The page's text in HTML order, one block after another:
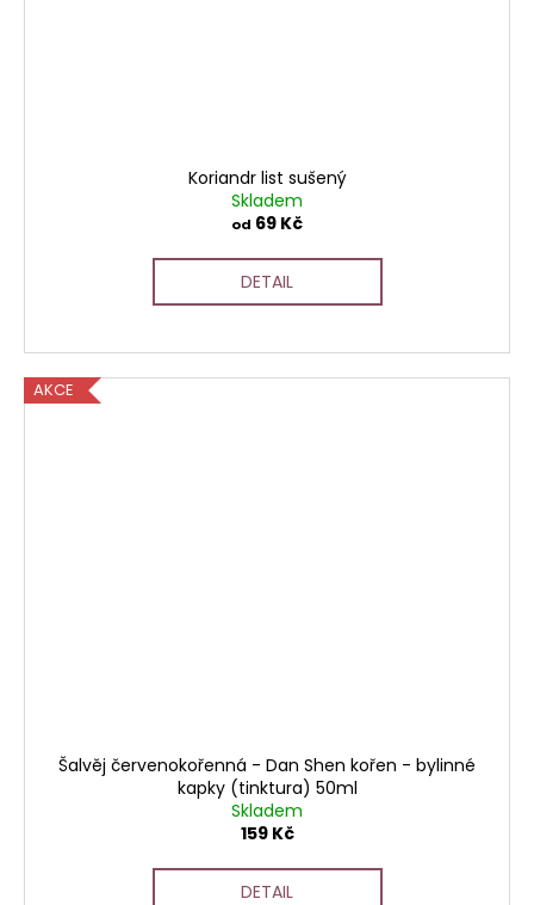
Koriandr list sušený
Skladem
od 69 Kč
DETAIL
AKCE
Šalvěj červenokořenná - Dan Shen kořen - bylinné
kapky (tinktura) 50ml
Skladem
159 Kč
DETAIL